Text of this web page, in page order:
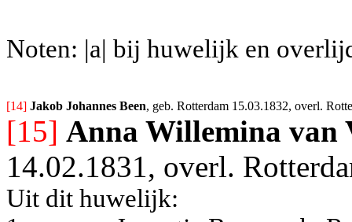
Noten: |a| bij huwelijk en
[14] Jakob Johannes Been, geb. Rotterdam 15.03.1832, overl.
[15] Anna Willemina van
14.02.1831, overl.
Uit dit huwelijk: